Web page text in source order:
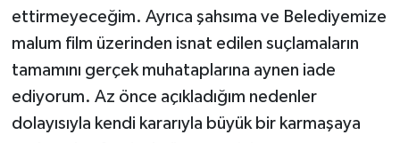
ettirmeyeceğim. Ayrıca şahsıma ve Belediyemize
malum film üzerinden isnat edilen suçlamaların
tamamını gerçek muhataplarına aynen iade
ediyorum. Az önce açıkladığım nedenler
dolayısıyla kendi kararıyla büyük bir karmaşaya